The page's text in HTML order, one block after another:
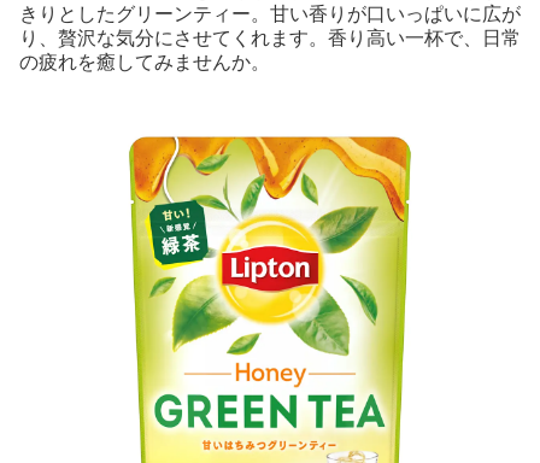
きりとしたグリーンティー。甘い香りが口いっぱいに広が
り、贅沢な気分にさせてくれます。香り高い一杯で、日常
の疲れを癒してみませんか。